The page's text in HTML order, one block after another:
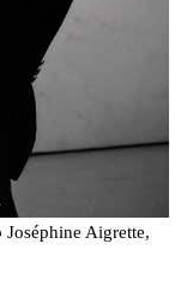
Aigrette,